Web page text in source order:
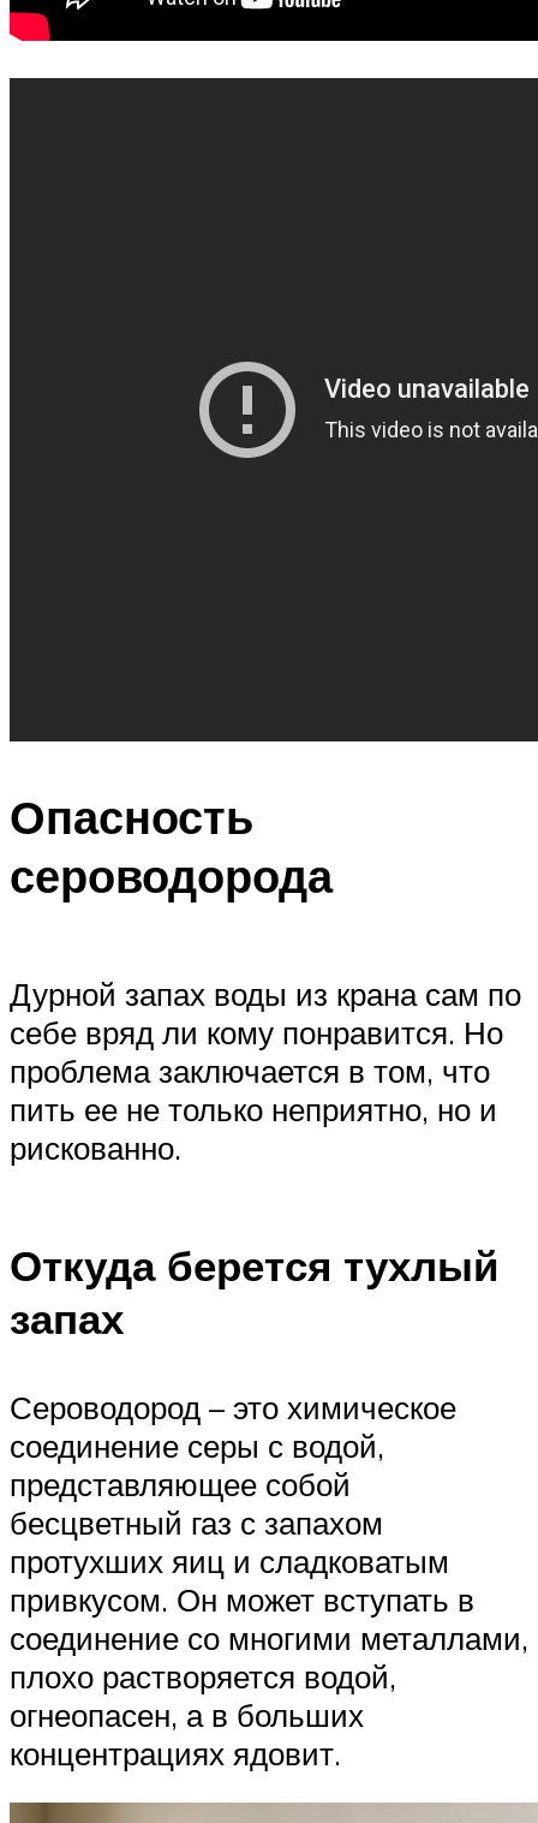
Опасность
сероводорода
Дурной запах воды из крана сам по
себе вряд ли кому понравится. Но
проблема заключается в том, что
пить ее не только неприятно, но и
рискованно.
Откуда берется тухлый
запах
Сероводород – это химическое
соединение серы с водой,
представляющее собой
бесцветный газ с запахом
протухших яиц и сладковатым
привкусом. Он может вступать в
соединение со многими металлами,
плохо растворяется водой,
огнеопасен, а в больших
концентрациях ядовит.